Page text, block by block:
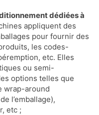
dédiées à
appliquent des
pour fournir des
les codes-
etc. Elles
ou semi-
options telles que
wrap-around
l’emballage),
etc ;